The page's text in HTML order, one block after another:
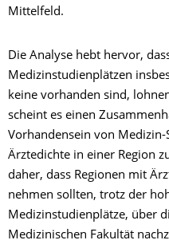
Mittelfeld.
Die Analyse hebt hervor,
Medizinstudienplätzen
keine vorhanden sind,
scheint es einen
Vorhandensein von
Ärztedichte in einer Region
daher, dass Regionen mit
nehmen sollten, trotz der
Medizinstudienplätze, über
Medizinischen Fakultät